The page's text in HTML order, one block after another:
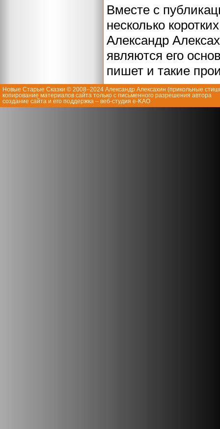
Вместе с
несколько
Александр
являются его
пишет и такие
Новые Старые Сказки © 2008–2024 Александр Алексахин (прикольные
копирование материалов сайта только с письменного разрешения автора
создание сайта и его поддержка – веб-студия e-KAO